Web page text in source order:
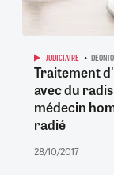
JUDICIAIRE
Traitement
avec du
médecin
radié
28/10/2017